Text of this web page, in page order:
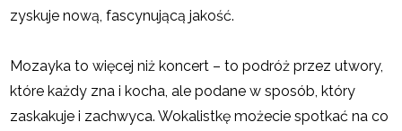
zyskuje nową, fascynującą jakość.
Mozayka to więcej niż koncert – to podróż przez utwory,
które każdy zna i kocha, ale podane w sposób, który
zaskakuje i zachwyca. Wokalistkę możecie spotkać na co